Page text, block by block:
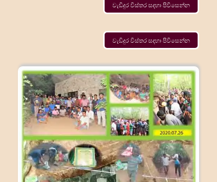
වැඩිදුර විස්තර සදහා පිවිසෙන්න
වැඩිදුර විස්තර සදහා පිවිසෙන්න